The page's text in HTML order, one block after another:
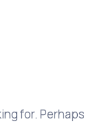
for. Perhaps